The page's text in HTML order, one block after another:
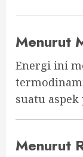
Menurut
Energi ini
suatu
Menurut